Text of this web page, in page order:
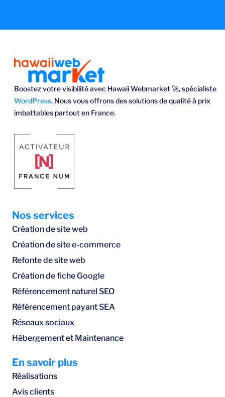
Boostez votre visibilité avec Hawaii Webmarket 🚀, spécialiste
WordPress. Nous vous offrons des solutions de qualité à prix
imbattables partout en France.
Nos services
Création de site web
Création de site e-commerce
Refonte de site web
Création de fiche Google
Référencement naturel SEO
Référencement payant SEA
Réseaux sociaux
Hébergement et Maintenance
En savoir plus
Réalisations
Avis clients